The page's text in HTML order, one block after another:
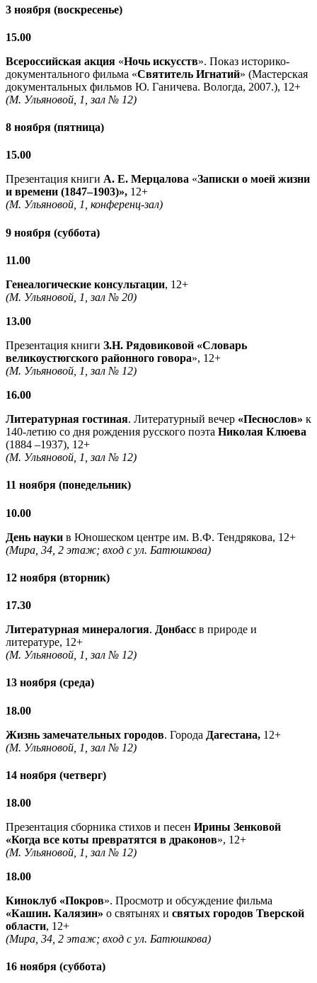
3 ноября (воскресенье)
15.00
Всероссийская акция «Ночь искусств». Показ историко-
документального фильма «Святитель Игнатий» (Мастерская
документальных фильмов Ю. Ганичева. Вологда, 2007.), 12+
(М. Ульяновой, 1, зал № 12)
8 ноября (пятница)
15.00
Презентация книги А. Е. Мерцалова «Записки о моей жизни
и времени (1847–1903)», 12+
(М. Ульяновой, 1, конференц-зал)
9 ноября (суббота)
11.00
Генеалогические консультации, 12+
(М. Ульяновой, 1, зал № 20)
13.00
Презентация книги З.Н. Рядовиковой «Словарь
великоустюгского районного говора», 12+
(М. Ульяновой, 1, зал № 12)
16.00
Литературная гостиная. Литературный вечер «Песнослов» к
140-летию со дня рождения русского поэта Николая Клюева
(1884 –1937), 12+
(М. Ульяновой, 1, зал № 12)
11 ноября (понедельник)
10.00
День науки в Юношеском центре им. В.Ф. Тендрякова, 12+
(Мира, 34, 2 этаж; вход с ул. Батюшкова)
12 ноября (вторник)
17.30
Литературная минералогия. Донбасс в природе и
литературе, 12+
(М. Ульяновой, 1, зал № 12)
13 ноября (среда)
18.00
Жизнь замечательных городов. Города Дагестана, 12+
(М. Ульяновой, 1, зал № 12)
14 ноября (четверг)
18.00
Презентация сборника стихов и песен Ирины Зенковой
«Когда все коты превратятся в драконов», 12+
(М. Ульяновой, 1, зал № 12)
18.00
Киноклуб «Покров». Просмотр и обсуждение фильма
«Кашин. Калязин» о святынях и святых городов Тверской
области, 12+
(Мира, 34, 2 этаж; вход с ул. Батюшкова)
16 ноября (суббота)